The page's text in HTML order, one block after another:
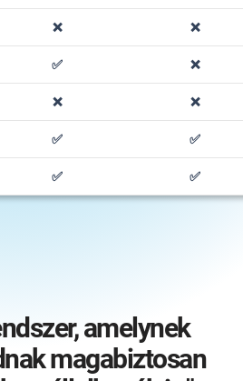
❌ ❌
✅ ❌
❌ ❌
✅ ✅
✅ ✅
amelynek
magabiztosan